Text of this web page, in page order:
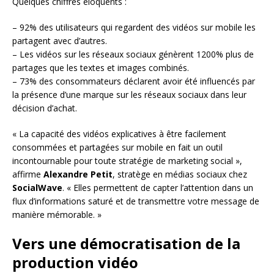
– 92% des utilisateurs qui regardent des vidéos sur mobile les
partagent avec d’autres.
– Les vidéos sur les réseaux sociaux génèrent 1200% plus de
partages que les textes et images combinés.
– 73% des consommateurs déclarent avoir été influencés par
la présence d’une marque sur les réseaux sociaux dans leur
décision d’achat.
« La capacité des vidéos explicatives à être facilement
consommées et partagées sur mobile en fait un outil
incontournable pour toute stratégie de marketing social »,
affirme Alexandre Petit, stratège en médias sociaux chez
SocialWave. « Elles permettent de capter l’attention dans un
flux d’informations saturé et de transmettre votre message de
manière mémorable. »
Vers une démocratisation de la
production vidéo